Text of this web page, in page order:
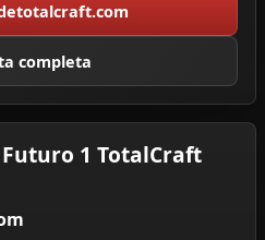
completa
Futuro 1 TotalCraft